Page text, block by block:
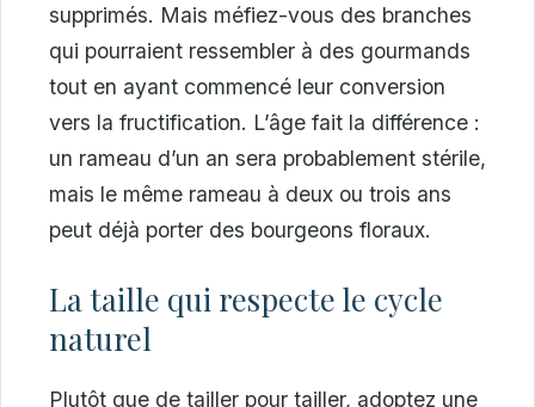
supprimés. Mais méfiez-vous des branches
qui pourraient ressembler à des gourmands
tout en ayant commencé leur conversion
vers la fructification. L’âge fait la différence :
un rameau d’un an sera probablement stérile,
mais le même rameau à deux ou trois ans
peut déjà porter des bourgeons floraux.
La taille qui respecte le cycle
naturel
Plutôt que de tailler pour tailler, adoptez une